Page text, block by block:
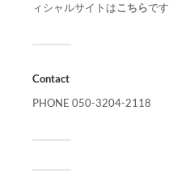
ィシャルサイトはこちらです
Contact
PHONE 050-3204-2118